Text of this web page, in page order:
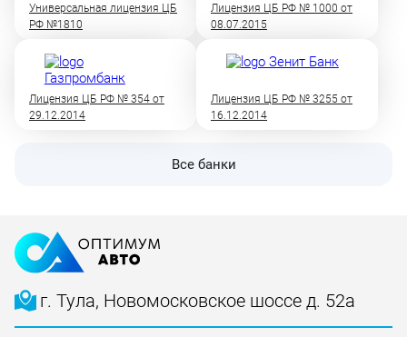
Универсальная лицензия ЦБ
РФ №1810
Лицензия ЦБ РФ № 1000 от
08.07.2015
Лицензия ЦБ РФ № 354 от
29.12.2014
Лицензия ЦБ РФ № 3255 от
16.12.2014
Все банки
г. Тула, Новомосковское шоссе д. 52а